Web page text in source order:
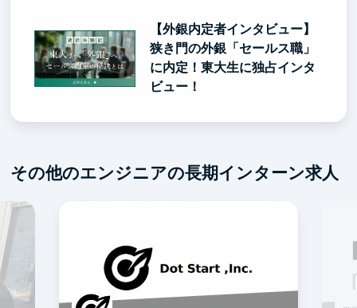
【外銀内定者インタビュー】
狭き門の外銀「セールス職」
に内定！東大生に独占インタ
ビュー！
その他のエンジニアの長期インターン求人